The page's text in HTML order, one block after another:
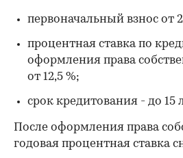
первоначальный взнос от
процентная ставка по
оформления права
от 12,5 %;
срок кредитования - до 15
После оформления права
годовая процентная ставка